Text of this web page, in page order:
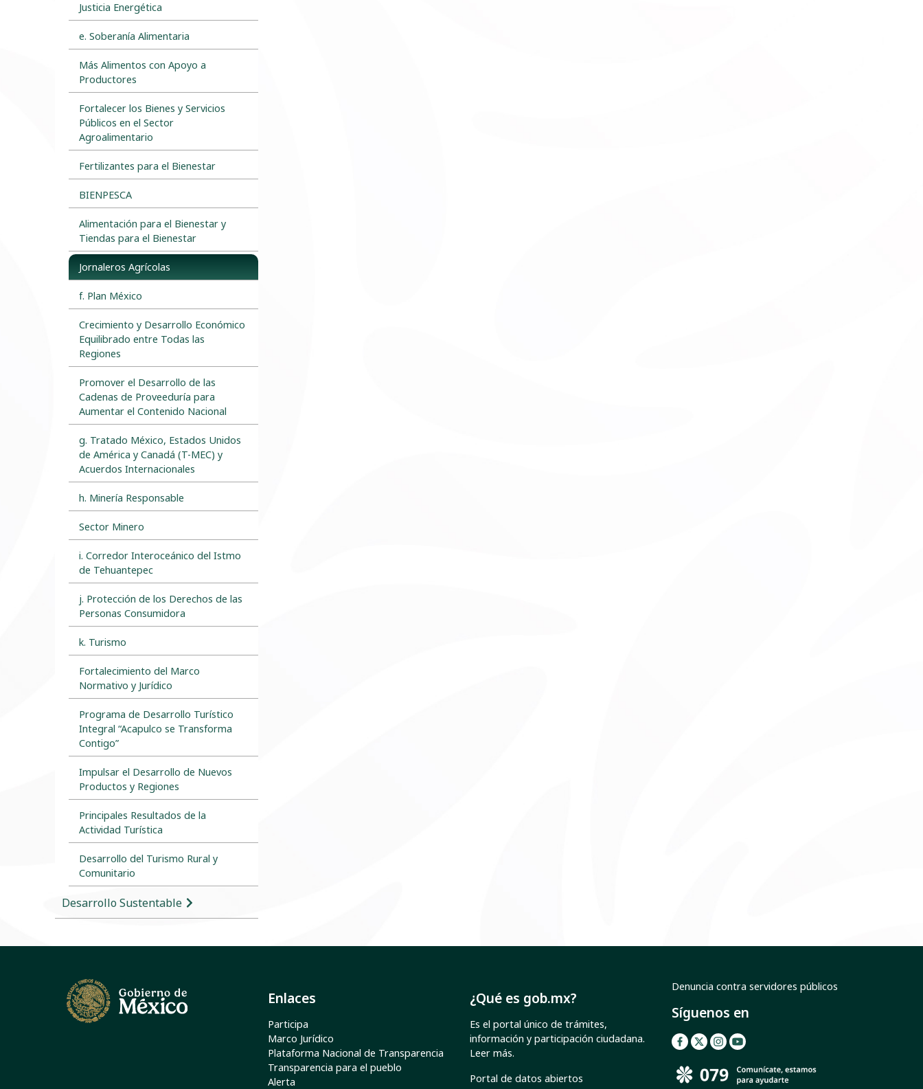
Justicia Energética
e. Soberanía Alimentaria
Más Alimentos con Apoyo a
Productores
Fortalecer los Bienes y Servicios
Públicos en el Sector
Agroalimentario
Fertilizantes para el Bienestar
BIENPESCA
Alimentación para el Bienestar y
Tiendas para el Bienestar
Jornaleros Agrícolas
f. Plan México
Crecimiento y Desarrollo Económico
Equilibrado entre Todas las
Regiones
Promover el Desarrollo de las
Cadenas de Proveeduría para
Aumentar el Contenido Nacional
g. Tratado México, Estados Unidos
de América y Canadá (T-MEC) y
Acuerdos Internacionales
h. Minería Responsable
Sector Minero
i. Corredor Interoceánico del Istmo
de Tehuantepec
j. Protección de los Derechos de las
Personas Consumidora
k. Turismo
Fortalecimiento del Marco
Normativo y Jurídico
Programa de Desarrollo Turístico
Integral “Acapulco se Transforma
Contigo”
Impulsar el Desarrollo de Nuevos
Productos y Regiones
Principales Resultados de la
Actividad Turística
Desarrollo del Turismo Rural y
Comunitario
Desarrollo Sustentable
Enlaces
Participa
Marco Jurídico
Plataforma Nacional de Transparencia
Transparencia para el pueblo
Alerta
¿Qué es gob.mx?
Es el portal único de trámites,
información y participación ciudadana.
Leer más.
Portal de datos abiertos
Denuncia contra servidores públicos
Síguenos en